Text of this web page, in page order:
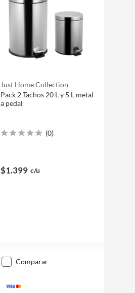
Just Home Collection
Pack 2 Tachos 20 L y 5 L metal
a pedal
(0)
$1.399 c/u
comparar